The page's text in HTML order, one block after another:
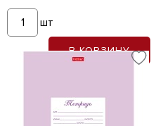
шт
В КОРЗИНУ